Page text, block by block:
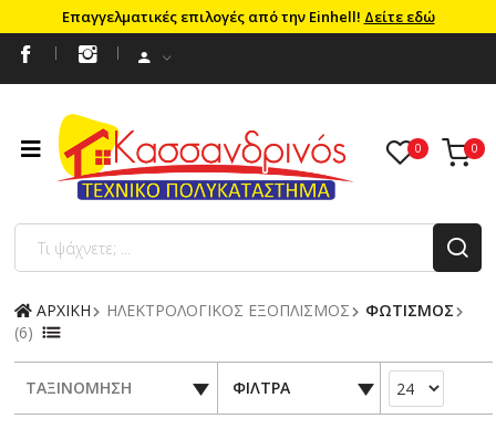
Επαγγελματικές επιλογές από την Einhell! Δείτε εδώ
ΑΡΧΙΚΗ ΗΛΕΚΤΡΟΛΟΓΙΚΟΣ ΕΞΟΠΛΙΣΜΟΣ
ΦΩΤΙΣΜΟΣ
(6)
ΤΑΞΙΝΟΜΗΣΗ ΦΙΛΤΡΑ